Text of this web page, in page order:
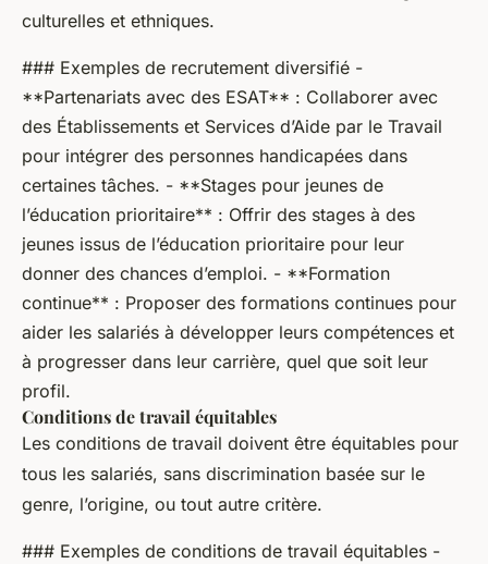
culturelles et ethniques.
### Exemples de recrutement diversifié -
**Partenariats avec des ESAT** : Collaborer avec
des Établissements et Services d’Aide par le Travail
pour intégrer des personnes handicapées dans
certaines tâches. - **Stages pour jeunes de
l’éducation prioritaire** : Offrir des stages à des
jeunes issus de l’éducation prioritaire pour leur
donner des chances d’emploi. - **Formation
continue** : Proposer des formations continues pour
aider les salariés à développer leurs compétences et
à progresser dans leur carrière, quel que soit leur
profil.
Conditions de travail équitables
Les conditions de travail doivent être équitables pour
tous les salariés, sans discrimination basée sur le
genre, l’origine, ou tout autre critère.
### Exemples de conditions de travail équitables -